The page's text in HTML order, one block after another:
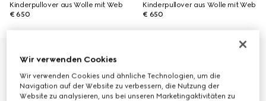
Kinderpullover aus Wolle mit Web
€ 650
Kinderpullover aus Wolle mit Web
€ 650
Wir verwenden Cookies
Wir verwenden Cookies und ähnliche Technologien, um die
Navigation auf der Website zu verbessern, die Nutzung der
Website zu analysieren, uns bei unseren Marketingaktivitäten zu